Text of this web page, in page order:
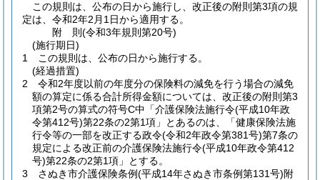
この規則は、公布の日から施行し、改正後の附則第3項の規
定は、令和2年2月1日から適用する。
附 則(令和3年規則第20号)
(施行期日)
1
この規則は、公布の日から施行する。
(経過措置)
2
令和2年度以前の年度分の保険料の減免を行う場合の減免
額の算定に係る合計所得金額については、改正後の附則第3
項第2号の算式の符号C中「介護保険法施行令(平成10年政
令第412号)第22条の2第1項」とあるのは、「健康保険法施
行令等の一部を改正する政令(令和2年政令第381号)第7条の
規定による改正前の介護保険法施行令(平成10年政令第412
号)第22条の2第1項」とする。
3
さぬき市介護保険条例(平成14年さぬき市条例第131号)附